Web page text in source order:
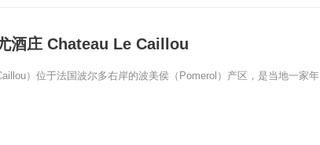
酒庄 Chateau Le Caillou
）位于法国波尔多右岸的波美侯（Pomerol）产区，是当地一家年